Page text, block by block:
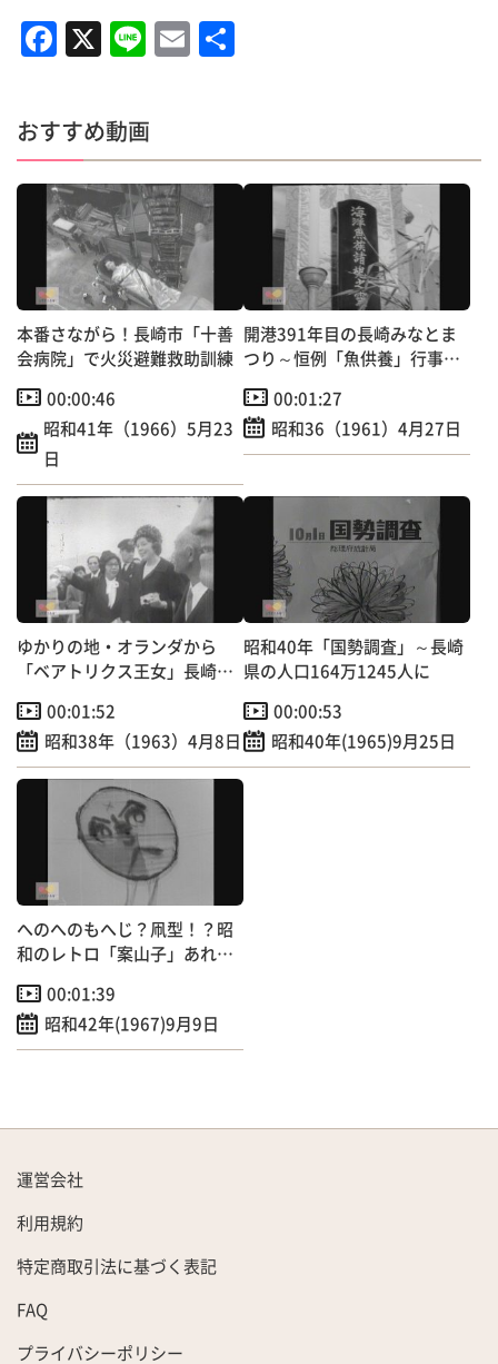
F
a
c
e
b
o
o
k
X Li
n
e
E
m
l
おすすめ動画
本番さながら！長崎市「十善
会病院」で火災避難救助訓練
00:00:46
昭和41年（1966）5月23
日
開港391年目の長崎みなとま
つり～恒例「魚供養」行事
00:01:27
昭和36（1961）4月27日
ゆかりの地・オランダから
「ベアトリクス王女」長崎訪
和のＴＶニュース】
00:01:52
昭和38年（1963）4月8日
昭和40年「国勢調査」～長崎
県の人口164万1245人に
00:00:53
昭和40年(1965)9月25日
へのへのもへじ？凧型！？昭
和のレトロ「案山子」あれこ
00:01:39
昭和42年(1967)9月9日
運営会社
利用規約
特定商取引法に基づく表記
FAQ
プライバシーポリシー